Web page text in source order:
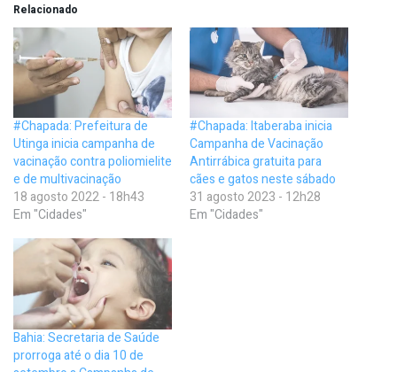
Relacionado
#Chapada: Prefeitura de
Utinga inicia campanha de
vacinação contra poliomielite
e de multivacinação
18 agosto 2022 - 18h43
Em "Cidades"
#Chapada: Itaberaba inicia
Campanha de Vacinação
Antirrábica gratuita para
cães e gatos neste sábado
31 agosto 2023 - 12h28
Em "Cidades"
Bahia: Secretaria de Saúde
prorroga até o dia 10 de